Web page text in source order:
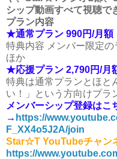
シップ動画すべて視聴で
プラン内容
★通常プラン 990円/月額
特典内容 メンバー限定
ほか
★応援プラン 2,790円/月
特典は通常プランとほと
い！」という方向けプラ
メンバーシップ登録は
→ https://
F_XX4o5J2A/join
Star☆T YouTubeチャ
https://